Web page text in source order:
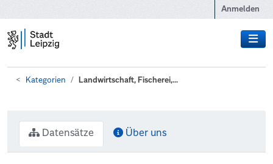
Anmelden
Kategorien Landwirtschaft, Fischerei,...
Datensätze Über uns